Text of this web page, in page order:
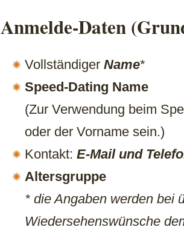
Anmelde-Daten
Vollständiger Name*
Speed-Dating Name
(Zur Verwendung beim
oder der Vorname sein.)
Kontakt: E-Mail und
Altersgruppe
* die Angaben werden bei
Wiedersehenswünsche